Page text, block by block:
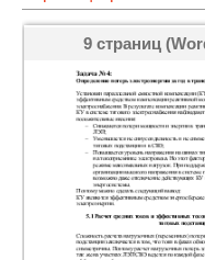
9 страниц